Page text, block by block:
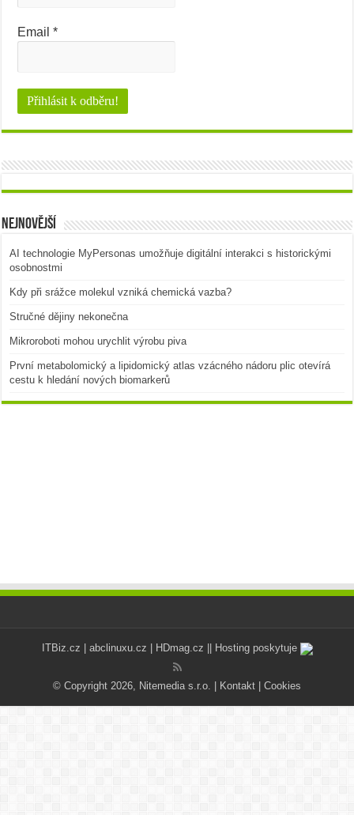
Email*
Nejnovější
AI technologie MyPersonas umožňuje digitální interakci s historickými
osobnostmi
Kdy při srážce molekul vzniká chemická vazba?
Stručné dějiny nekonečna
Mikroroboti mohou urychlit výrobu piva
První metabolomický a lipidomický atlas vzácného nádoru plic otevírá
cestu k hledání nových biomarkerů
ITBiz.cz abclinuxu.cz HDmag.cz || Hosting poskytuje
© Copyright 2026, Nitemedia s.r.o. | Kontakt Cookies